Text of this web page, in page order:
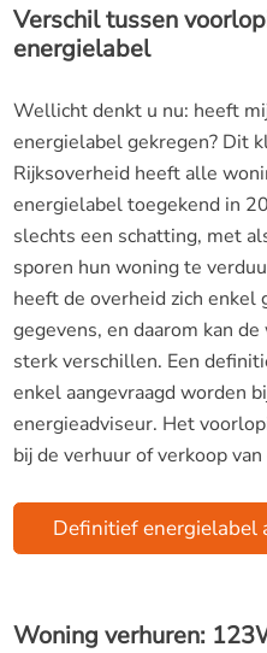
Verschil tussen
energielabel
Wellicht denkt u nu: heeft
energielabel gekregen? Dit
Rijksoverheid heeft alle
energielabel toegekend in
slechts een schatting, met
sporen hun woning te
heeft de overheid zich enkel
gegevens, en daarom kan
sterk verschillen. Een
enkel aangevraagd worden
energieadviseur. Het
bij de verhuur of verkoop
Definitief energielabel
Woning verhuren: